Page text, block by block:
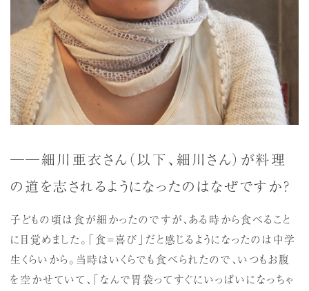
──細川亜衣さん（以下、細川さん）が料理
の道を志されるようになったのはなぜですか？
子どもの頃は食が細かったのですが、ある時から食べること
に目覚めました。「食＝喜び」だと感じるようになったのは中学
生くらいから。当時はいくらでも食べられたので、いつもお腹
を空かせていて、「なんで胃袋ってすぐにいっぱいになっちゃ